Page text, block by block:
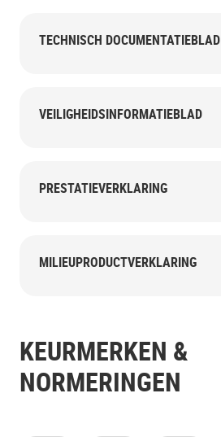
TECHNISCH DOCUMENTATIEBLAD
VEILIGHEIDSINFORMATIEBLAD
PRESTATIEVERKLARING
MILIEUPRODUCTVERKLARING
KEURMERKEN &
NORMERINGEN